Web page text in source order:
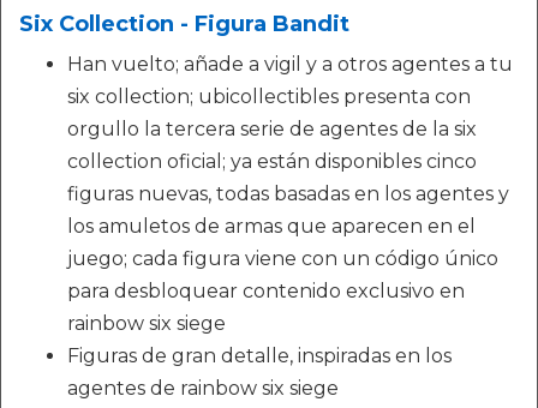
Six Collection - Figura Bandit
Han vuelto; añade a vigil y a otros agentes a tu
six collection; ubicollectibles presenta con
orgullo la tercera serie de agentes de la six
collection oficial; ya están disponibles cinco
figuras nuevas, todas basadas en los agentes y
los amuletos de armas que aparecen en el
juego; cada figura viene con un código único
para desbloquear contenido exclusivo en
rainbow six siege
Figuras de gran detalle, inspiradas en los
agentes de rainbow six siege